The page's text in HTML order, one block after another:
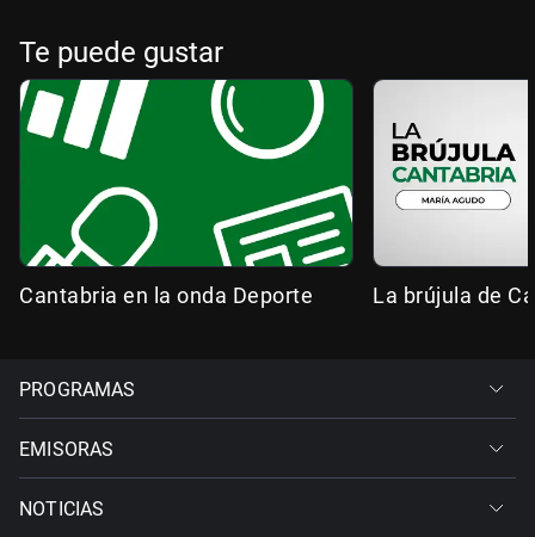
Te puede gustar
Cantabria en la onda Deporte La brújula de
PROGRAMAS
EMISORAS
NOTICIAS